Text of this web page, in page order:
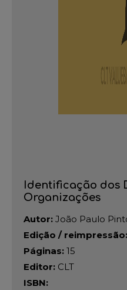
Identificação dos
Organizações
Autor: João Paulo
Edição / reimpressão:
Páginas: 15
Editor: CLT
ISBN: